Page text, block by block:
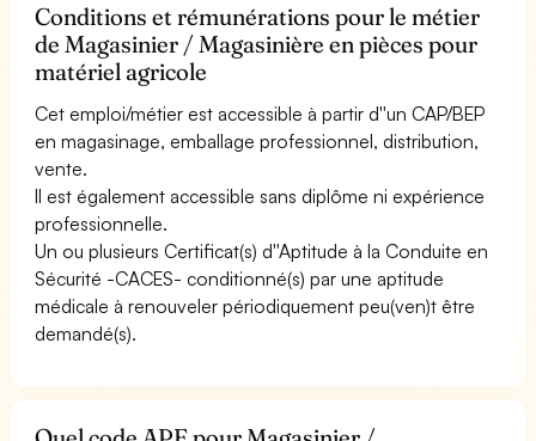
Conditions et rémunérations pour le métier
de Magasinier / Magasinière en pièces pour
matériel agricole
Cet emploi/métier est accessible à partir d''un CAP/BEP
en magasinage, emballage professionnel, distribution,
vente.
Il est également accessible sans diplôme ni expérience
professionnelle.
Un ou plusieurs Certificat(s) d''Aptitude à la Conduite en
Sécurité -CACES- conditionné(s) par une aptitude
médicale à renouveler périodiquement peu(ven)t être
demandé(s).